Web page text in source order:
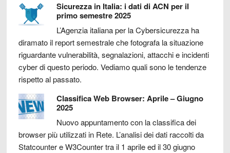
Sicurezza in Italia: i dati di ACN per il
primo semestre 2025
L’Agenzia italiana per la Cybersicurezza ha
diramato il report semestrale che fotografa la situazione
riguardante vulnerabilità, segnalazioni, attacchi e incidenti
cyber di questo periodo. Vediamo quali sono le tendenze
rispetto al passato.
Classifica Web Browser: Aprile – Giugno
2025
Nuovo appuntamento con la classifica dei
browser più utilizzati in Rete. L’analisi dei dati raccolti da
Statcounter e W3Counter tra il 1 aprile ed il 30 giugno